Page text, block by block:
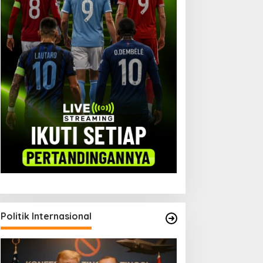
Parlemen
Ekspor Garut
UEFA Boycott FIFA:
Retaknya Kepercayaan
Piala Dunia
Politik Internasional